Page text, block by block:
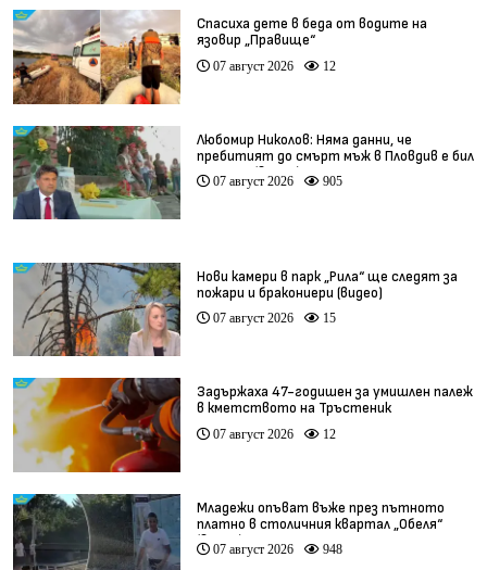
Спасиха дете в беда от водите на
язовир „Правище“
07 август 2026 12
Любомир Николов: Няма данни, че
пребитият до смърт мъж в Пловдив е бил
педофил (видео)
07 август 2026 905
Нови камери в парк „Рила“ ще следят за
пожари и бракониери (видео)
07 август 2026 15
Задържаха 47-годишен за умишлен палеж
в кметството на Тръстеник
07 август 2026 12
Младежи опъват въже през пътното
платно в столичния квартал „Обеля“
(видео)
07 август 2026 948